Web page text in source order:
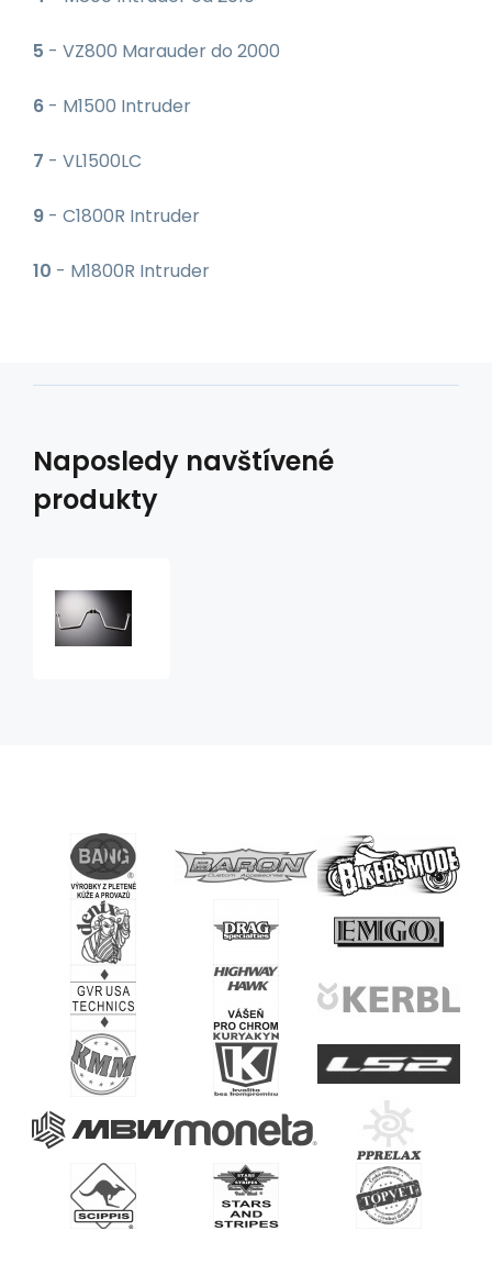
5 - VZ800 Marauder do 2000
6 - M1500 Intruder
7 - VL1500LC
9 - C1800R Intruder
10 - M1800R Intruder
Naposledy navštívené
produkty